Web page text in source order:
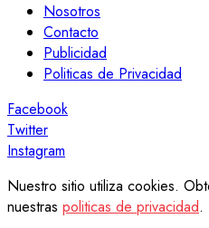
Nosotros
Contacto
Publicidad
Politicas de Privacidad
Facebook
Twitter
Instagram
Nuestro sitio utiliza cookies.
nuestras politicas de privacidad.